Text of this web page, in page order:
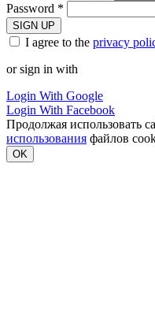
Password *
SIGN UP
I agree to the privacy
or sign in with
Login With Google
Login With Facebook
Продолжая использовать
использования файлов
OK